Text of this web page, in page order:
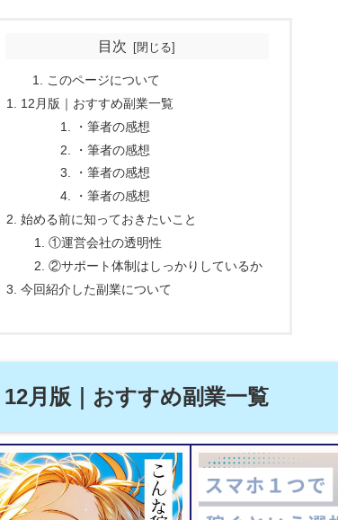
目次
このページについて
12月版｜おすすめ副業一覧
・筆者の感想
・筆者の感想
・筆者の感想
・筆者の感想
始める前に知っておきたいこと
①運営会社の透明性
②サポート体制はしっかりしているか
今回紹介した副業について
12月版｜おすすめ副業一覧